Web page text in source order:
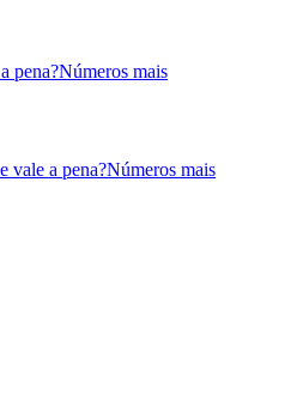
pena?Números mais
vale a pena?Números mais